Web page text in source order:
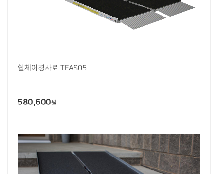
휠체어경사로 TFAS05
580,600원